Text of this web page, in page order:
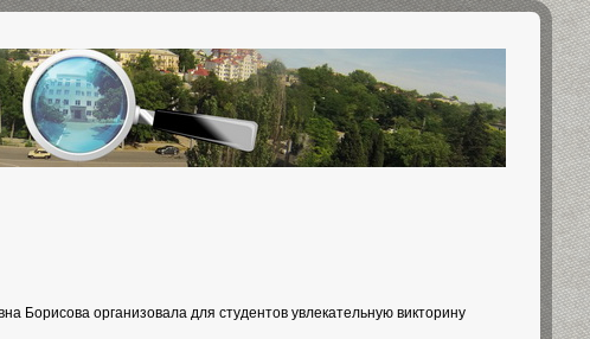
Борисова организовала для студентов увлекательную викторину